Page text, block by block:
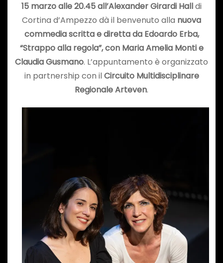
15 marzo alle 20.45 all’Alexander Girardi Halldi
Cortina d’Ampezzo dà il benvenuto alla nuova
commedia scritta e diretta da Edoardo Erba,
“Strappo alla regola”, con Maria Amelia Monti e
Claudia Gusmano. L’appuntamento è organizzato
in partnership con ilCircuito Multidisciplinare
Regionale Arteven.